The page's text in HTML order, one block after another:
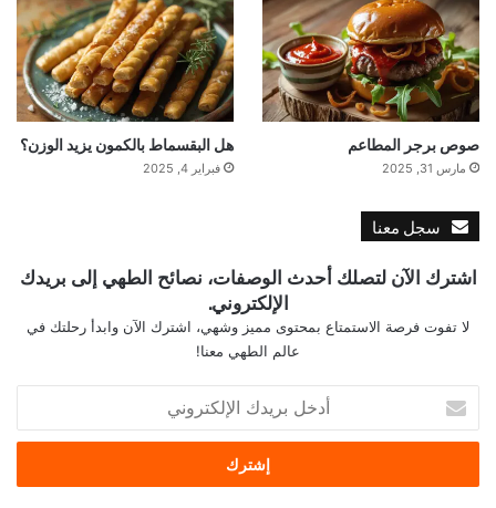
صوص برجر المطاعم
مارس 31, 2025
هل البقسماط بالكمون يزيد الوزن؟
فبراير 4, 2025
سجل معنا
اشترك الآن لتصلك أحدث الوصفات، نصائح الطهي إلى بريدك
الإلكتروني.
لا تفوت فرصة الاستمتاع بمحتوى مميز وشهي، اشترك الآن وابدأ رحلتك في
عالم الطهي معنا!
بريدك
الإلكتروني